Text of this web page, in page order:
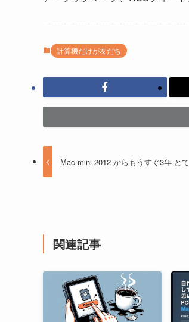
計算機だけが友だち
Mac mini 2012 からもうすぐ3年 と
関連記事